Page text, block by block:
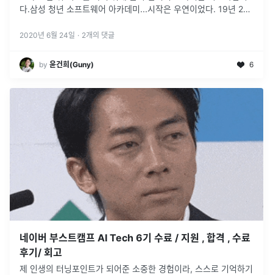
다.삼성 청년 소프트웨어 아카데미...시작은 우연이었다. 19년 2월
고...
2020년 6월 24일 · 2개의 댓글
by 윤건희(Guny) 6
네이버 부스트캠프 AI Tech 6기 수료 / 지원 , 합격 , 수료
후기/ 회고
제 인생의 터닝포인트가 되어준 소중한 경험이라, 스스로 기억하기